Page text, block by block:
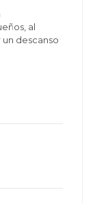
al
descanso